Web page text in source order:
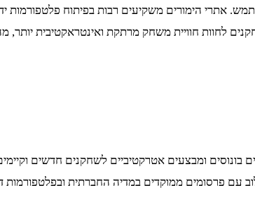
אתרי הימורים משקיעים רבות בפיתוח פלטפורמות
בונוסים ומבצעים אטרקטיביים לשחקנים חדשים
עם פרסומים ממוקדים במדיה החברתית